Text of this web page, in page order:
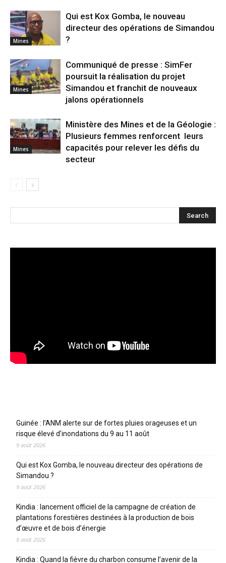
Mines
Qui est Kox Gomba, le nouveau
directeur des opérations de Simandou
?
Mines
Communiqué de presse : SimFer
poursuit la réalisation du projet
Simandou et franchit de nouveaux
jalons opérationnels
Mines
Ministère des Mines et de la Géologie :
Plusieurs femmes renforcent leurs
capacités pour relever les défis du
secteur
Guinée : l’ANM alerte sur de fortes pluies orageuses et un
risque élevé d’inondations du 9 au 11 août
9 août 2026
Qui est Kox Gomba, le nouveau directeur des opérations de
Simandou ?
9 août 2026
Kindia : lancement officiel de la campagne de création de
plantations forestières destinées à la production de bois
d’œuvre et de bois d’énergie
8 août 2026
Kindia : Quand la fièvre du charbon consume l’avenir de la